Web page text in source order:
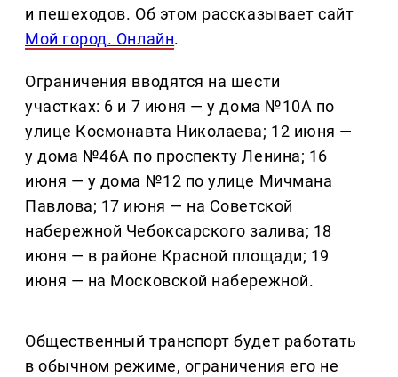
и пешеходов. Об этом рассказывает сайт
Мой город. Онлайн.
Ограничения вводятся на шести
участках: 6 и 7 июня — у дома №10А по
улице Космонавта Николаева; 12 июня —
у дома №46А по проспекту Ленина; 16
июня — у дома №12 по улице Мичмана
Павлова; 17 июня — на Советской
набережной Чебоксарского залива; 18
июня — в районе Красной площади; 19
июня — на Московской набережной.
Общественный транспорт будет работать
в обычном режиме, ограничения его не